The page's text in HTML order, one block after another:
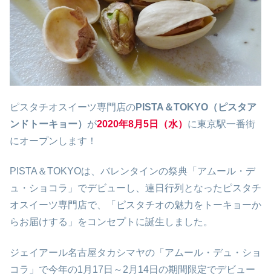
ピスタチオスイーツ専門店のPISTA＆TOKYO（ピスタア
ンドトーキョー） が2020年8月5日（水） に東京駅一番街
にオープンします！
PISTA＆TOKYOは、バレンタインの祭典「アムール・デ
ュ・ショコラ」でデビューし、連日行列となったピスタチ
オスイーツ専門店で、「ピスタチオの魅力をトーキョーか
らお届けする」をコンセプトに誕生しました。
ジェイアール名古屋タカシマヤの「アムール・デュ・ショ
コラ」で今年の1月17日～2月14日の期間限定でデビュー